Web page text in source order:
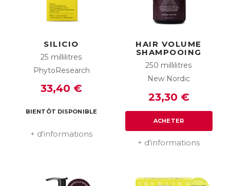
SILICIO
25 millilitres
PhytoResearch
33,40 €
BIENTÔT DISPONIBLE
+ d'informations
HAIR VOLUME
SHAMPOOING
250 millilitres
New Nordic
23,30 €
ACHETER
+ d'informations